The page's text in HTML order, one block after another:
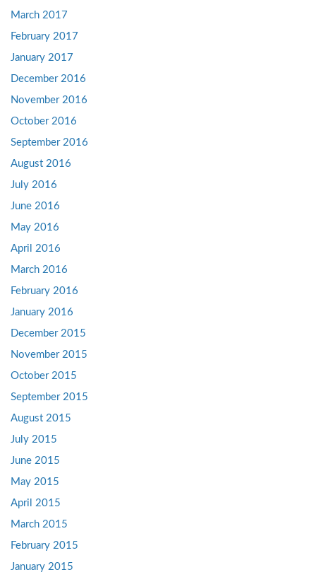
March 2017
February 2017
January 2017
December 2016
November 2016
October 2016
September 2016
August 2016
July 2016
June 2016
May 2016
April 2016
March 2016
February 2016
January 2016
December 2015
November 2015
October 2015
September 2015
August 2015
July 2015
June 2015
May 2015
April 2015
March 2015
February 2015
January 2015